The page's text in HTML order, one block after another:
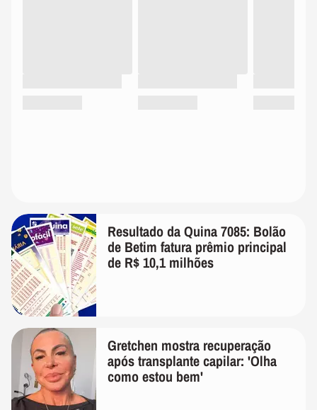
Resultado da Quina 7085: Bolão
de Betim fatura prêmio principal
de R$ 10,1 milhões
Gretchen mostra recuperação
após transplante capilar: 'Olha
como estou bem'